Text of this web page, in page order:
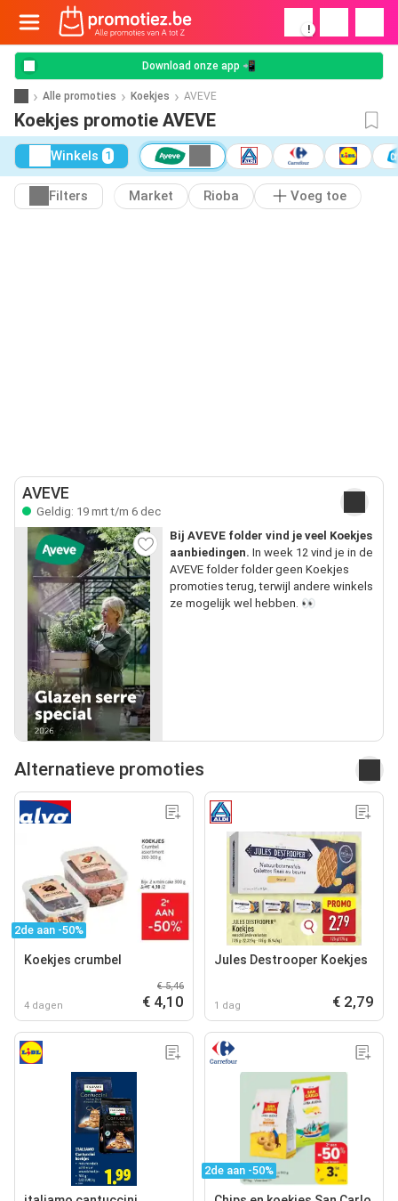
!
Download onze app 📲
Alle promoties Koekjes AVEVE
Koekjes promotie AVEVE
Winkels 1
Filters Market Rioba Voeg toe
AVEVE
Geldig: 19 mrt t/m 6 dec
Bij AVEVE folder vind je veel Koekjes
aanbiedingen. In week 12 vind je in de
AVEVE folder folder geen Koekjes
promoties terug, terwijl andere winkels
ze mogelijk wel hebben. 👀
Alternatieve promoties
2de aan -50%
Koekjes crumbel
4 dagen
€ 5,46
€ 4,10
Jules Destrooper Koekjes
1 dag € 2,79
2de aan -50%